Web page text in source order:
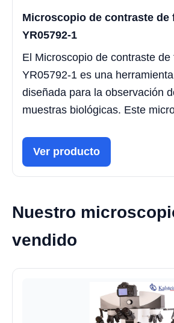
Microscopio de contraste de
YR05792-1
El Microscopio de contraste de
YR05792-1 es una
diseñada para la observación
muestras biológicas. Este
Ver producto
Nuestro
vendido